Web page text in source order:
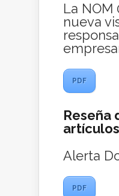
La NOM
nueva
PDF
Reseña
artículos
Alerta
PDF